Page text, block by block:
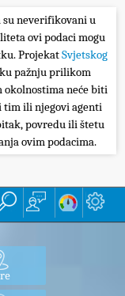
su neverifikovani u
ovi podaci mogu
ProjekatSvjetskog
pažnju prilikom
neće biti
ili njegovi agenti
povredu ili štetu
ovim podacima.